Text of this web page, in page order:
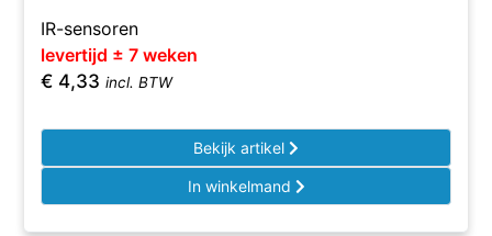
IR-sensoren
levertijd ± 7 weken
€ 4,33 incl. BTW
Bekijk artikel
In winkelmand